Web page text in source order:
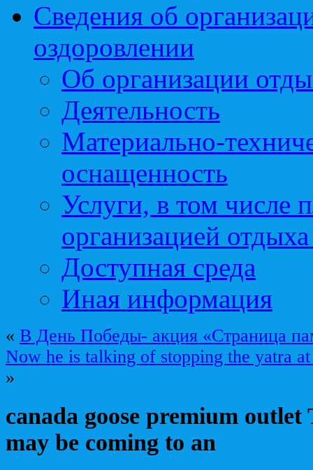
Сведения об
оздоровлении
Об организации
Деятельность
Материально-
оснащенность
Услуги, в том числе
организацией
Доступная среда
Иная информация
« В День Победы- акция «Страница
Now he is talking of stopping the yatra
»
canada goose premium outlet
may be coming to an